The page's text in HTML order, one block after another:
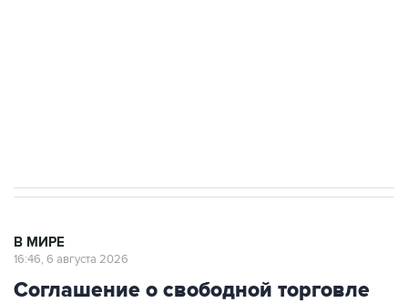
В МИРЕ
16:46, 6 августа 2026
Соглашение о свободной торговле